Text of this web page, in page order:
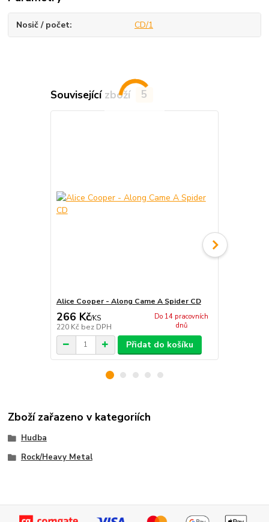
Nosič / počet CD/1
Související zboží 5
Alice Cooper - Along Came A Spider CD
266 Kč/KS
220 Kč bez DPH
Do 14 pracovních
dnů
Přidat do košíku
Zboží zařazeno v kategoriích
Hudba
Rock/Heavy Metal